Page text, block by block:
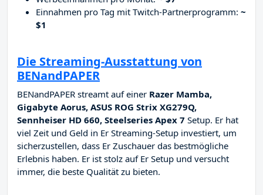
Einnahmen pro Tag mit Twitch-Partnerprogramm: ~
$1
Die Streaming-Ausstattung von
BENandPAPER
BENandPAPER streamt auf einer Razer Mamba,
Gigabyte Aorus, ASUS ROG Strix XG279Q,
Sennheiser HD 660, Steelseries Apex 7 Setup. Er hat
viel Zeit und Geld in Er Streaming-Setup investiert, um
sicherzustellen, dass Er Zuschauer das bestmögliche
Erlebnis haben. Er ist stolz auf Er Setup und versucht
immer, die beste Qualität zu bieten.